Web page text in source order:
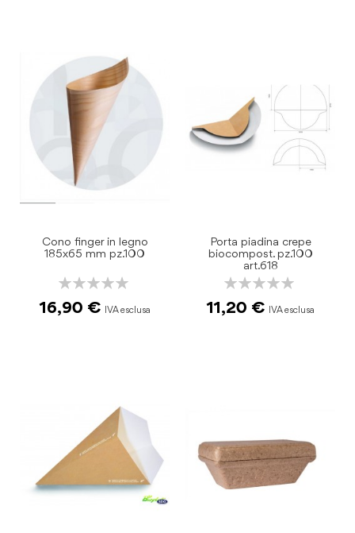
Cono finger in legno
185x65 mm pz.100
Rating:
16,90 €
Porta piadina crepe
biocompost. pz.100
art.618
Rating:
11,20 €